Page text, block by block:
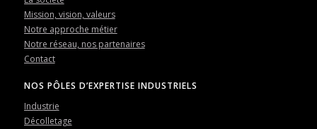
Mission, vision, valeurs
Notre approche métier
Notre réseau, nos partenaires
Contact
NOS PÔLES D’EXPERTISE INDUSTRIELS
Industrie
Décolletage